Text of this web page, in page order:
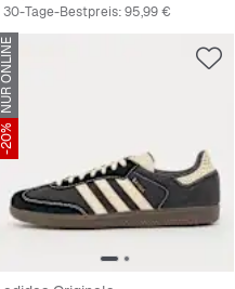
30-Tage-Bestpreis:95,99 €
NUR ONLINE
-20%